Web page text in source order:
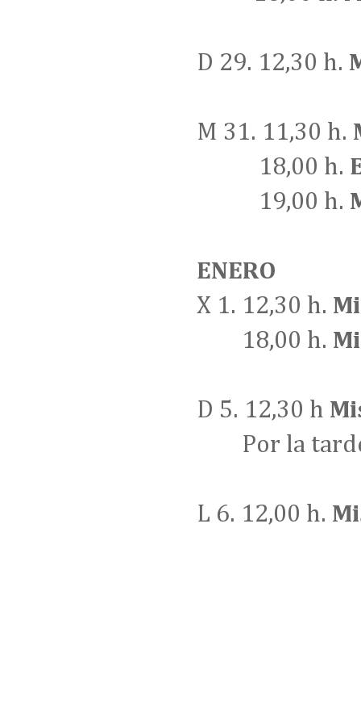
D 29. 12,30 h.
M 31. 11,30 h.
18,00 h.
19,00 h.
ENERO
X 1. 12,30 h.
18,00 h.
D 5. 12,30 h
Por la
L 6. 12,00 h.